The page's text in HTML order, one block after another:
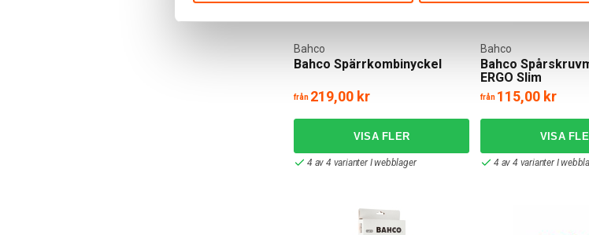
Bahco Spärrkombinyckel
Bahco
från 219,00 kr
4 av 4 varianter I webblager
Bahco
ERGO Slim
Bahco
från 115,00 kr
4 av 4 varianter I